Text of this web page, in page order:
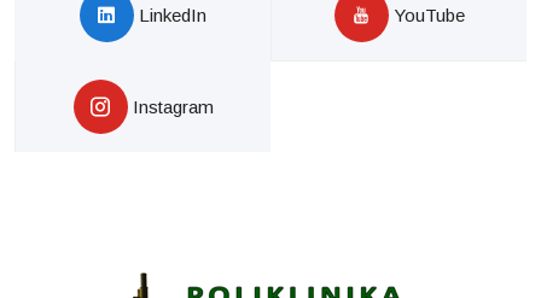
LinkedIn YouTube
Instagram